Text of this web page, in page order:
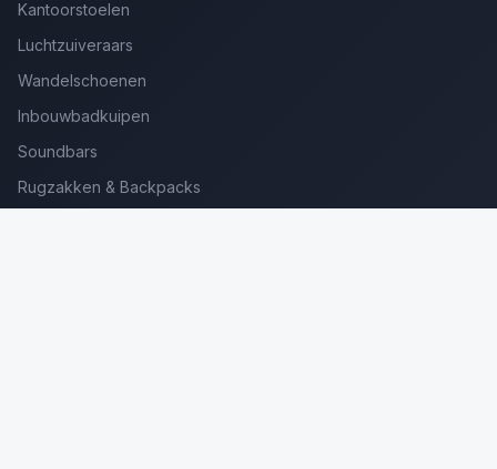
Kantoorstoelen
Luchtzuiveraars
Wandelschoenen
Inbouwbadkuipen
Soundbars
Rugzakken & Backpacks